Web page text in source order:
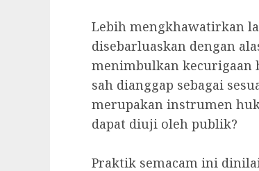
‎Lebih mengkhawatirkan
disebarluaskan dengan
menimbulkan kecurigaan
sah dianggap sebagai
merupakan instrumen
dapat diuji oleh publik?
‎Praktik semacam ini